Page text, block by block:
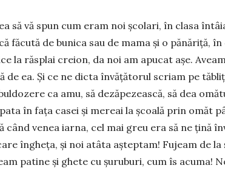
să vă spun cum eram noi școlari, în clasa
făcută de bunica sau de mama și o pănăriță,
la răsplai creion, da noi am apucat așe.
de ea. Și ce ne dicta învă­țătorul scriam pe
ca amu, să dezăpezească, să dea
în fața casei și mereai la școală prin omăt
când venea iarna, cel mai greu era să ne țină
îngheța, și noi atâta așteptam! Fujeam de la
patine și ghete cu șuruburi, cum îs acuma!